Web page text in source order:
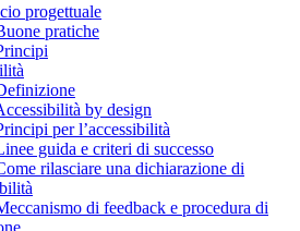
progettuale
pratiche
by design
per l’accessibilità
guida e criteri di successo
rilasciare una dichiarazione di
di feedback e procedura di